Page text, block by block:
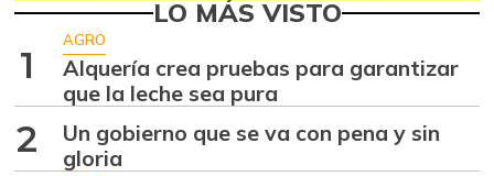
LO MÁS VISTO
1
AGRO
Alquería crea pruebas para garantizar
que la leche sea pura
2
Un gobierno que se va con pena y sin
gloria